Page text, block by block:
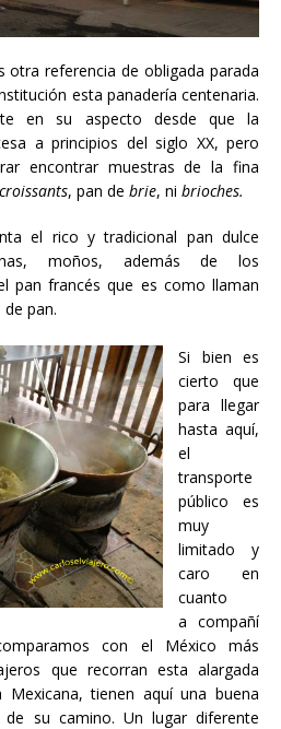
otra referencia de obligada parada
esta panadería centenaria.
en su aspecto desde que la
a principios del siglo XX, pero
encontrar muestras de la fina
croissants, pan de brie, ni brioches.
el rico y tradicional pan dulce
moños, además de los
pan francés que es como llaman
pan.
Si bien es
cierto que
para llegar
hasta aquí,
el
transporte
público es
muy
limitado y
caro en
cuanto
a compañí
con el México más
que recorran esta alargada
Mexicana, tienen aquí una buena
su camino. Un lugar diferente